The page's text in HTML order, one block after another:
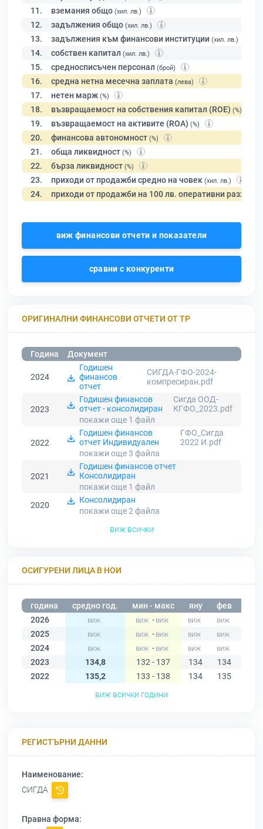
11. вземания общо (хил. лв.)
12. задължения общо (хил. лв.)
13. задължения към финансови институции (хил. лв.)
14. собствен капитал (хил. лв.)
15. средносписъчен персонал (брой)
16. средна нетна месечна заплата (лева)
17. нетен марж (%)
18. възвращаемост на собствения капитал (ROE) (%)
19. възвращаемост на активите (ROA) (%)
20. финансова автономност (%)
21. обща ликвидност (%)
22. бърза ликвидност (%)
23. приходи от продажби средно на човек (хил. лв.)
24. приходи от продажби на 100 лв. оперативни разходи
виж финансови отчети и показатели
сравни с конкуренти
ОРИГИНАЛНИ ФИНАНСОВИ ОТЧЕТИ ОТ ТР
Година Документ
2024
Годишен
финансов
отчет
СИГДА-ГФО-2024-
компресиран.pdf
2023
Годишен финансов
отчет - консолидиран
Сигда ООД-
КГФО_2023.pdf
покажи още 1 файл
2022
Годишен финансов
отчет Индивидуален
ГФО_Сигда
2022 И.pdf
покажи още 3 файла
2021
Годишен финансов отчет
Консолидиран
покажи още 1 файл
2020
Консолидиран
покажи още 2файла
виж всички
ОСИГУРЕНИ ЛИЦА В НОИ
година средно год. мин - макс яну фев
2026
-
2025
-
2024
-
2023
134,8 132 - 137 134 134
2022
135,2 133 - 138 134 135
виж всички години
РЕГИСТЪРНИ ДАННИ
Наименование:
СИГДА
Правна форма: